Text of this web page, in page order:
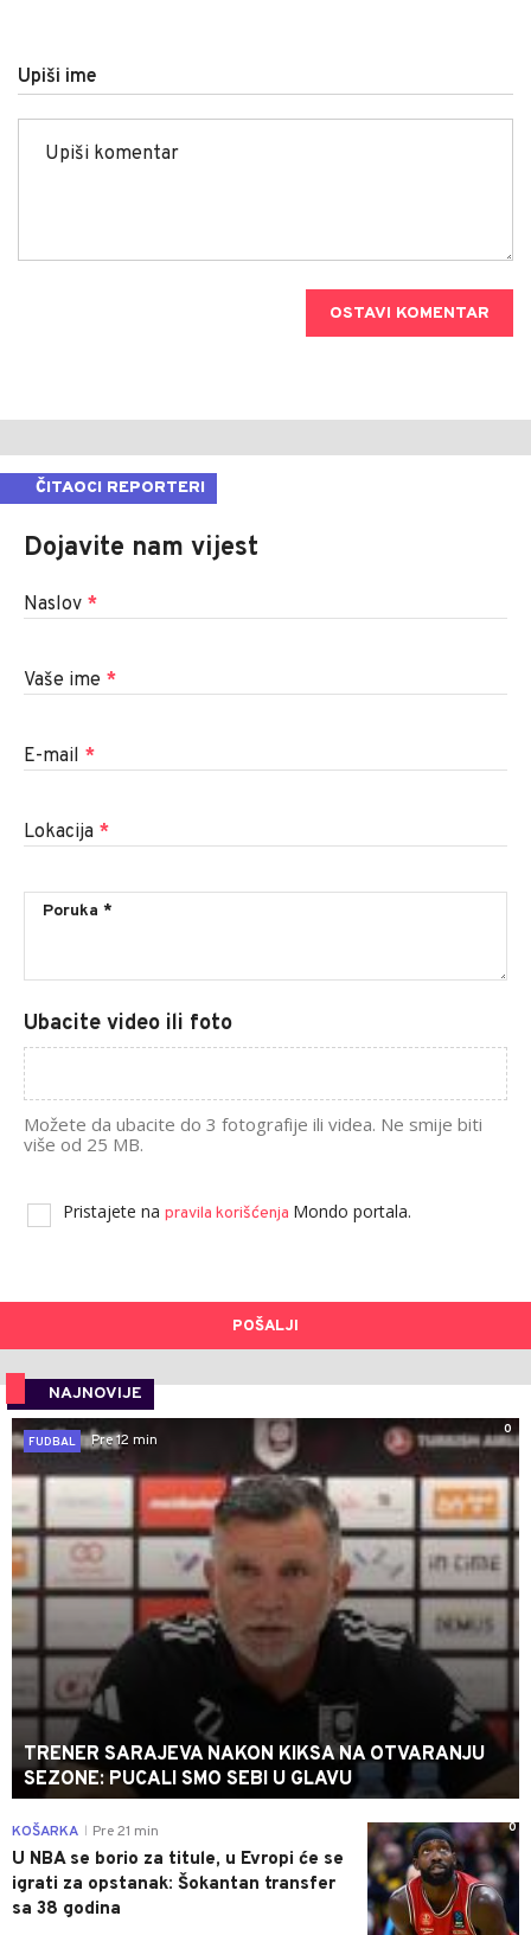
Upiši ime
OSTAVI KOMENTAR
ČITAOCI REPORTERI
Dojavite nam vijest
Naslov *
Vaše ime *
E-mail *
Lokacija *
Ubacite video ili foto
Možete da ubacite do 3 fotografije ili videa. Ne smije biti
više od 25 MB.
Pristajete na pravila korišćenja Mondo portala.
POŠALJI
NAJNOVIJE
0
FUDBAL
Pre 12 min
TRENER SARAJEVA NAKON KIKSA NA OTVARANJU
SEZONE: PUCALI SMO SEBI U GLAVU
0
KOŠARKA Pre 21 min
U NBA se borio za titule, u Evropi će se
igrati za opstanak: Šokantan transfer
sa 38 godina